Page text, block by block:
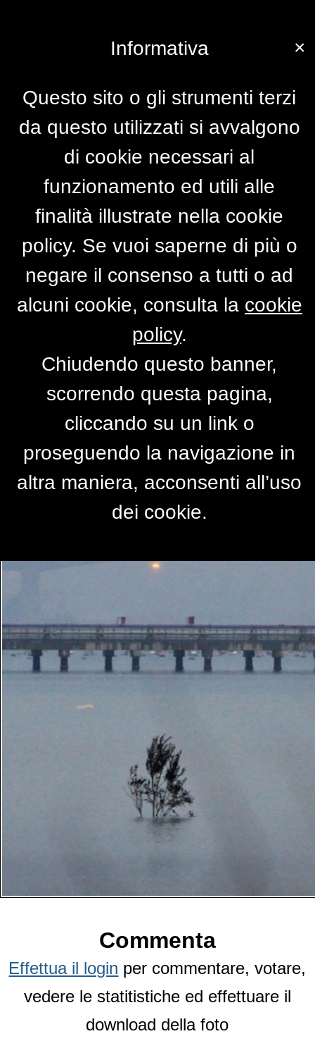
Acque
difotoerre
Commenta
Effettua il login per commentare, votare,
vedere le statitistiche ed effettuare il
download della foto
×
Informativa
Questo sito o gli strumenti terzi
da questo utilizzati si avvalgono
di cookie necessari al
funzionamento ed utili alle
finalità illustrate nella cookie
policy. Se vuoi saperne di più o
negare il consenso a tutti o ad
alcuni cookie, consulta la cookie
policy.
Chiudendo questo banner,
scorrendo questa pagina,
cliccando su un link o
proseguendo la navigazione in
altra maniera, acconsenti all’uso
dei cookie.